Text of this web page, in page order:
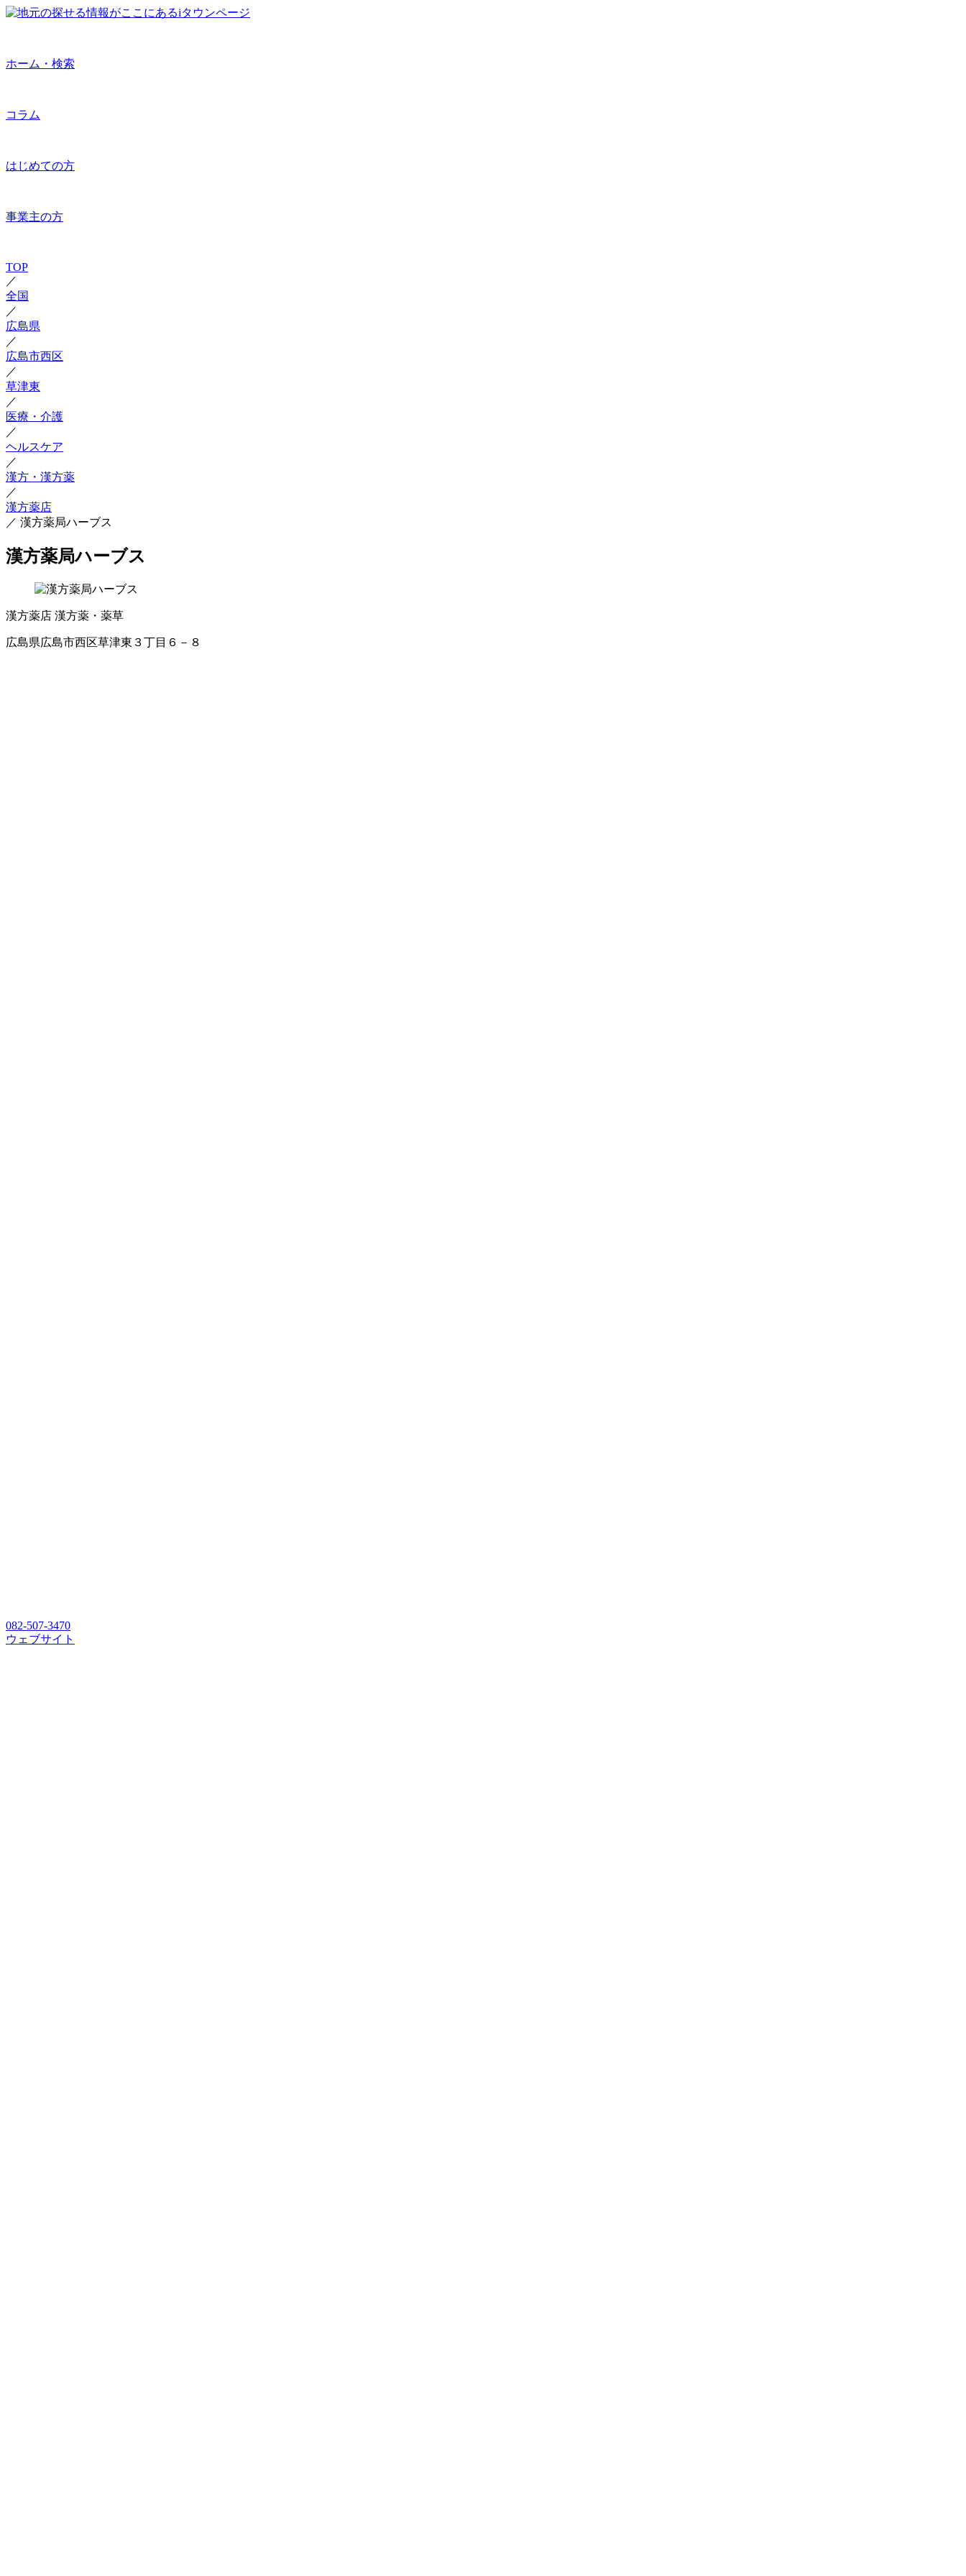
ホーム・検索
コラム
はじめての方
事業主の方
TOP
／
全国
／
広島県
／
広島市西区
／
草津東
／
医療・介護
／
ヘルスケア
／
漢方・漢方薬
／
漢方薬店
／ 漢方薬局ハーブス
漢方薬局ハーブス
漢方薬店 漢方薬・薬草
広島県広島市西区草津東３丁目６－８
082-507-3470
ウェブサイト